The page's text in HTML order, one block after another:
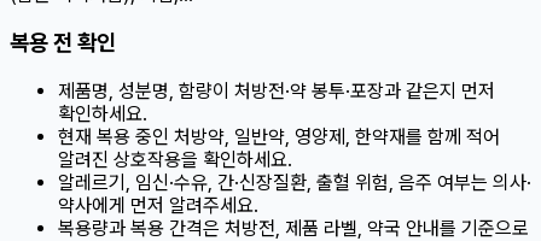
복용 전 확인
제품명, 성분명, 함량이 처방전·약 봉투·포장과 같은지 먼저
확인하세요.
현재 복용 중인 처방약, 일반약, 영양제, 한약재를 함께 적어
알려진 상호작용을 확인하세요.
알레르기, 임신·수유, 간·신장질환, 출혈 위험, 음주 여부는 의사·
약사에게 먼저 알려주세요.
복용량과 복용 간격은 처방전, 제품 라벨, 약국 안내를 기준으로